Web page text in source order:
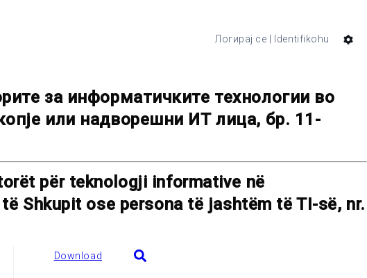
Логирај се | Identifikohu
за информатичките технологии во
или надворешни ИТ лица, бр. 11-
për teknologji informative në
Shkupit ose persona të jashtëm të TI-së, nr.
Download